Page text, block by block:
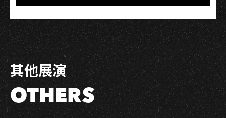
出
－
週
五
場
其他展演
OTHERS